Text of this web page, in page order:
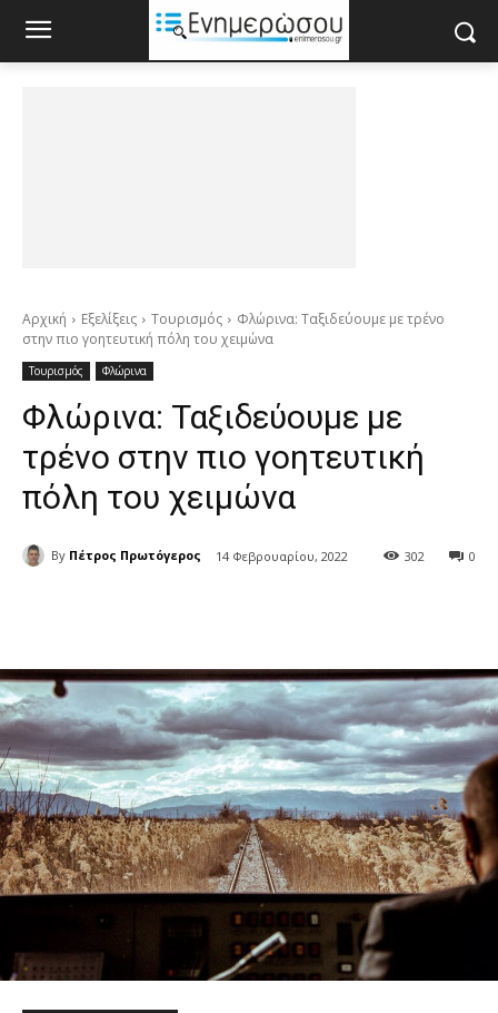
Αρχική Εξελίξεις Τουρισμός
Φλώρινα: Ταξιδεύουμε με τρένο
στην πιο γοητευτική πόλη του χειμώνα
Τουρισμός Φλώρινα
Φλώρινα: Ταξιδεύουμε με
τρένο στην πιο γοητευτική
πόλη του χειμώνα
By Πέτρος Πρωτόγερος 14 Φεβρουαρίου, 2022 0
302